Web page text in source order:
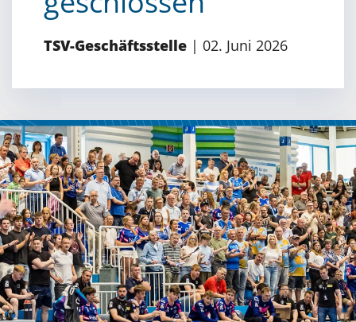
TSV-Geschäftsstelle | 02. Juni 2026